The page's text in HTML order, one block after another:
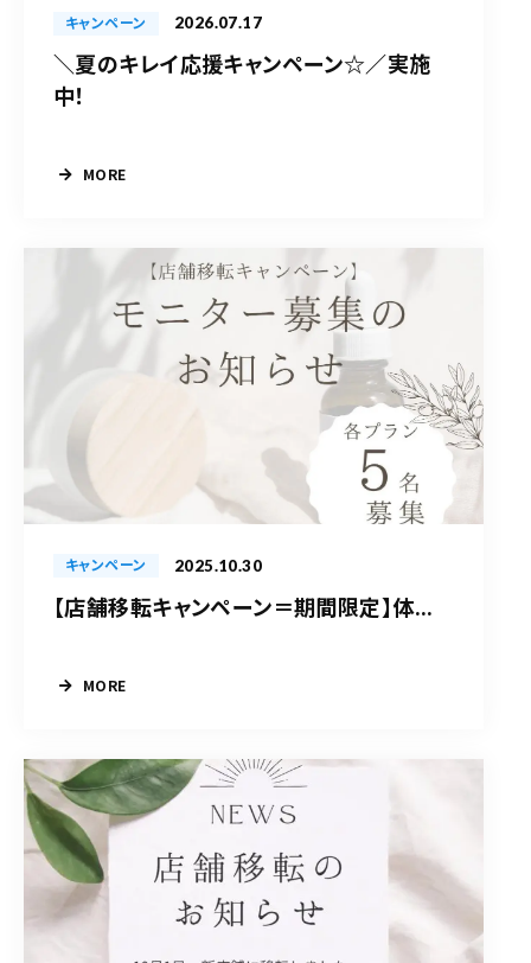
キャンペーン 2026.07.17
＼夏のキレイ応援キャンペーン☆／実施
中！
MORE
キャンペーン 2025.10.30
【店舗移転キャンペーン＝期間限定】体...
MORE